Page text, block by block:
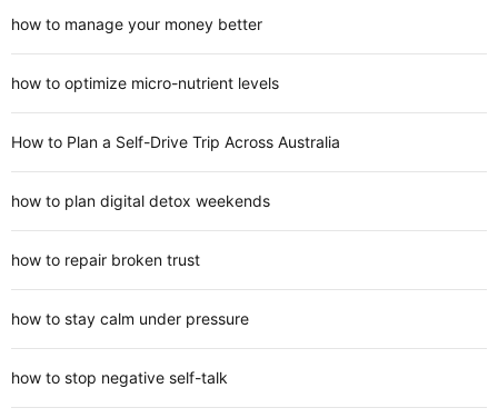
how to manage your money better
how to optimize micro-nutrient levels
How to Plan a Self-Drive Trip Across Australia
how to plan digital detox weekends
how to repair broken trust
how to stay calm under pressure
how to stop negative self-talk